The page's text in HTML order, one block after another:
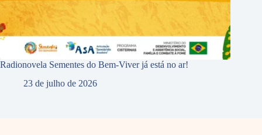
Radionovela Sementes do Bem-Viver já está no ar!
23 de julho de 2026